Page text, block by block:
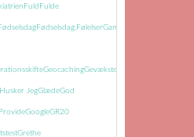
Fuld Fulde
Fødselsdag.FølelserGamle
GeocachingGevækster
JegGlædeGod
GoogleGR20
Grethe